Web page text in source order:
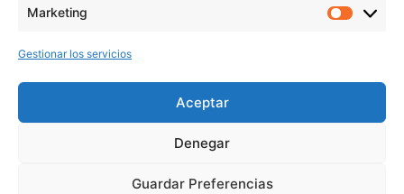
Marketing
Gestionar los servicios
Aceptar
Denegar
Guardar Preferencias
NoComercial 4.0 Internacional
MÁS NOVEDADES EN MIS REDES